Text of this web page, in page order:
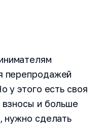
перепродажей
у этого есть своя
взносы и больше
нужно сделать